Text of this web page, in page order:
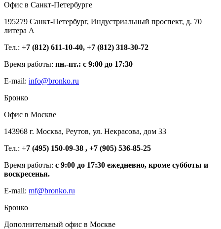
Офис в Санкт-Петербурге
195279 Санкт-Петербург, Индустриальный проспект, д. 70
литера А
Тел.: +7 (812) 611-10-40, +7 (812) 318-30-72
Время работы: пн.-пт.: с 9:00 до 17:30
E-mail: info@bronko.ru
Бронко
Офис в Москве
143968 г. Москва, Реутов, ул. Некрасова, дом 33
Тел.: +7 (495) 150-09-38 , +7 (905) 536-85-25
Время работы: с 9:00 до 17:30 ежедневно, кроме субботы и
воскресенья.
E-mail: mf@bronko.ru
Бронко
Дополнительный офис в Москве